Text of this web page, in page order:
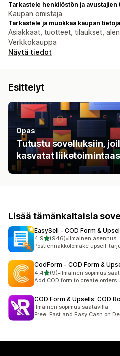
Tarkastele henkilöstön ja avustajien
Kaupan omistaja
Tarkastele ja muokkaa kaupan
Asiakkaat, tuotteet, tilaukset,
Verkkokauppa
Näytä tiedot
Esittelyt
Opas
Tutustu sovelluksiin,
kasvatat
Lisää tämänkaltaisia
EasySell ‑ COD Form &
4,9/ 5 tähteä
(946)
946 arvostelua yhteensä
•Ilmainen asennus
Postiennakkolomake upsell-
CodForm ‑ COD Form &
4,4/ 5 tähteä
(9)
9 arvostelua yhteensä
•Ilmainen sopimus
Add COD form to create
COD Form & Upsells: COD
Ilmainen sopimus saatavilla
Free, Fast and Easy Cash on